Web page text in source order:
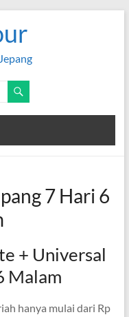
7 Hari 6
+ Universal
Malam
hanya mulai dari Rp